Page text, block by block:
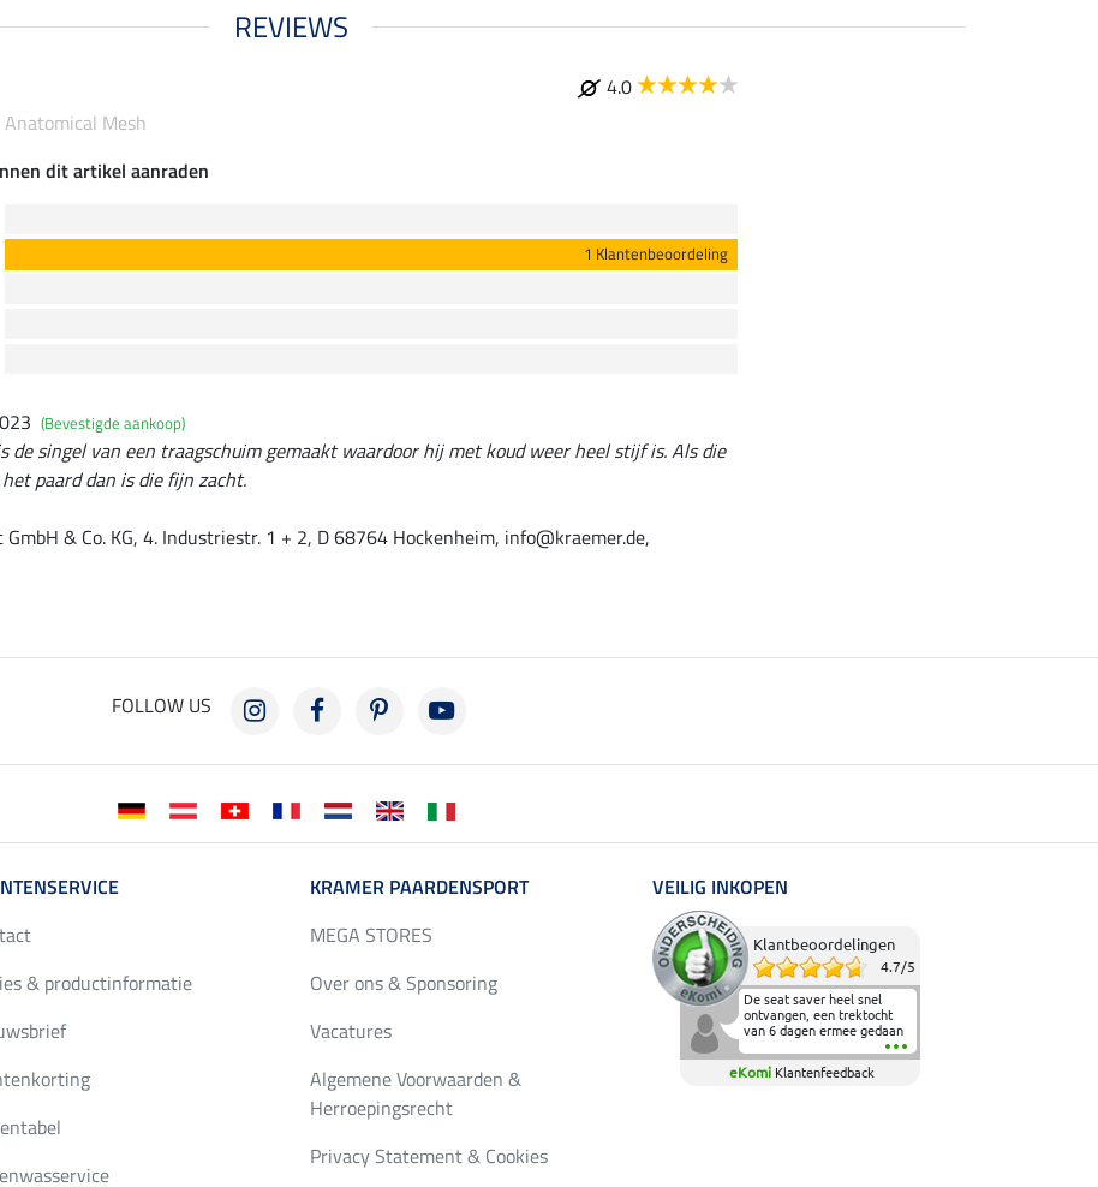
REVIEWS
4.0
Mesh
dit artikel aanraden
1 Klantenbeoordeling
(Bevestigde aankoop)
de singel van een traagschuim gemaakt waardoor hij met koud weer heel stijf is. Als die
paard dan is die fijn zacht.
& Co. KG, 4. Industriestr. 1 + 2, D 68764 Hockenheim, info@kraemer.de,
FOLLOW US
& productinformatie
KRAMER PAARDENSPORT
MEGA STORES
Over ons & Sponsoring
Vacatures
Algemene Voorwaarden &
Herroepingsrecht
Privacy Statement & Cookies
VEILIG INKOPEN
Klantbeoordelingen
4.7/5
De seat saver heel snel
ontvangen, een trektocht
van 6 dagen ermee gedaan
en deze heeft de beproeving
fantastisch doorstaan.
Heerlijk zacht om op te
eKomi Klantenfeedback